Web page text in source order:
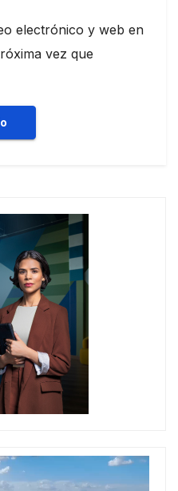
electrónico y web en
vez que